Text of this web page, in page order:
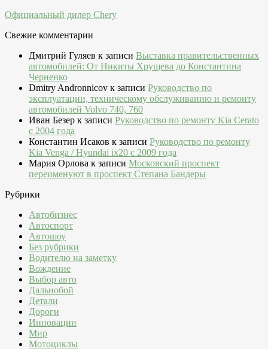
Официальный дилер Chery
Свежие комментарии
Дмитрий Гуляев к записи Выставка правительственных
автомобилей: От Никиты Хрущева до Константина
Черненко
Dmitry Andronnicov к записи Руководство по
эксплуатации, техническому обслуживанию и ремонту
автомобилей Volvo 740, 760
Иван Безер к записи Руководство по ремонту Kia Cerato
c 2004 года
Константин Исаков к записи Руководство по ремонту
Kia Venga / Hyundai ix20 c 2009 года
Мария Орлова к записи Московский проспект
переименуют в проспект Степана Бандеры
Рубрики
Автобизнес
Автоспорт
Автошоу
Без рубрики
Водителю на заметку
Вождение
Выбор авто
Дальнобой
Детали
Дороги
Инновации
Мир
Мотоциклы